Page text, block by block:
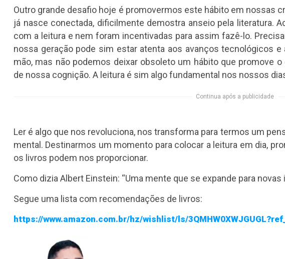
Outro grande desafio hoje é promovermos este hábito em nossas
já nasce conectada, dificilmente demostra anseio pela literatura.
com a leitura e nem foram incentivadas para assim fazê-lo.
nossa geração pode sim estar atenta aos avanços tecnológicos
mão, mas não podemos deixar obsoleto um hábito que promove
de nossa cognição. A leitura é sim algo fundamental nos nossos
Continua após a publicidade
Ler é algo que nos revoluciona, nos transforma para termos um
mental. Destinarmos um momento para colocar a leitura em dia,
os livros podem nos proporcionar.
Como dizia Albert Einstein: “Uma mente que se expande para
Segue uma lista com recomendações de livros:
https://www.amazon.com.br/hz/wishlist/ls/